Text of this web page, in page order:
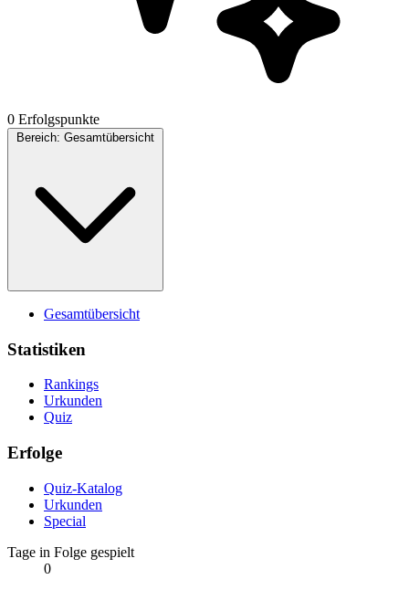
0 Erfolgspunkte
Bereich: Gesamtübersicht
Gesamtübersicht
Statistiken
Rankings
Urkunden
Quiz
Erfolge
Quiz-Katalog
Urkunden
Special
Tage in Folge gespielt
0